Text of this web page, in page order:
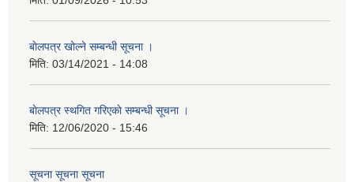
बाेलपत्र खोल्ने सम्बन्धी सूचना ।
मिति: 03/14/2021 - 14:08
बाेलपत्र स्थगित गरिएकाे सम्बन्धी सूचना ।
मिति: 12/06/2020 - 15:46
सूचना सूचना सूचना